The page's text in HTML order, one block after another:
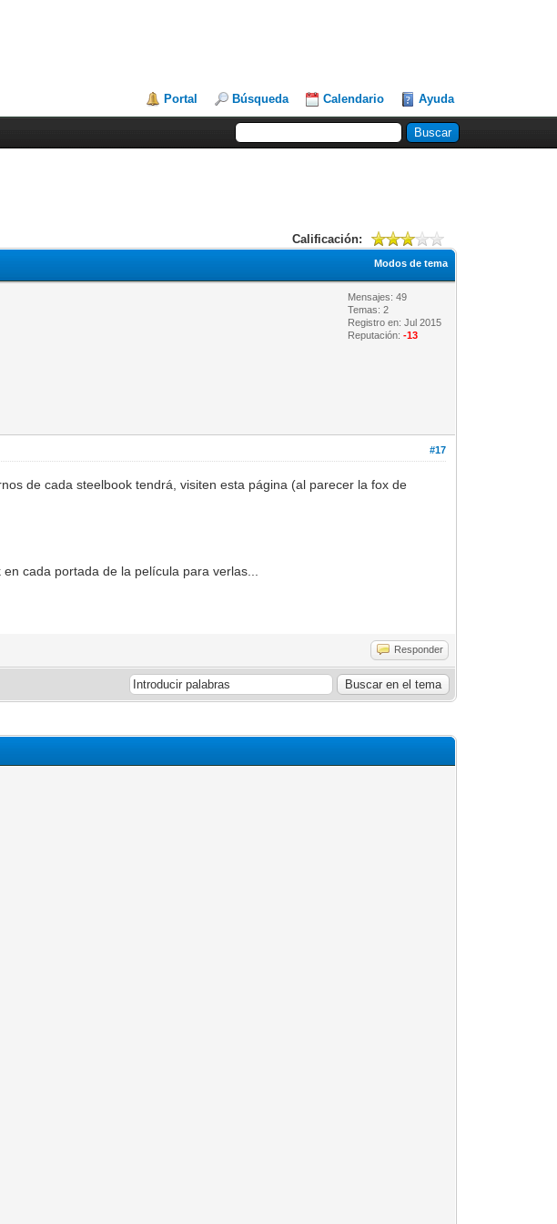
Portal Búsqueda Calendario Ayuda
Calificación:
Modos de tema
Mensajes: 49
Temas: 2
Registro en: Jul 2015
Reputación:-13
#17
de cada steelbook tendrá, visiten esta página (al parecer la fox de
cada portada de la película para verlas...
Responder